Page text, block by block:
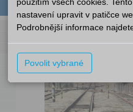
Podmínky
nastavení upravit v patičce
Podrobnější informace
Povolit vybrané